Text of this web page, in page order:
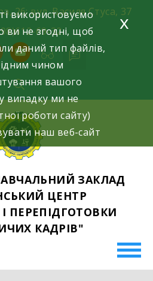
26; вул. Василя Стуса, 37
69-32.
youtube
ЗАКЛАД
ЦЕНТР
ПЕРЕПІДГОТОВКИ
КАДРІВ"
використовуємо
ви не згодні, щоб
даний тип файлів,
чином
вашого
випадку ми не
роботи сайту)
наш веб-сайт
x